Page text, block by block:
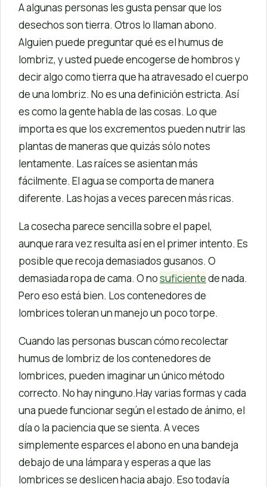
A algunas personas les gusta pensar que los
desechos son tierra. Otros lo llaman abono.
Alguien puede preguntar qué es el humus de
lombriz, y usted puede encogerse de hombros y
decir algo como tierra que ha atravesado el cuerpo
de una lombriz. No es una definición estricta. Así
es como la gente habla de las cosas. Lo que
importa es que los excrementos pueden nutrir las
plantas de maneras que quizás sólo notes
lentamente. Las raíces se asientan más
fácilmente. El agua se comporta de manera
diferente. Las hojas a veces parecen más ricas.
La cosecha parece sencilla sobre el papel,
aunque rara vez resulta así en el primer intento. Es
posible que recoja demasiados gusanos. O
demasiada ropa de cama. O nosuficientede nada.
Pero eso está bien. Los contenedores de
lombrices toleran un manejo un poco torpe.
Cuando las personas buscan cómo recolectar
humus de lombriz de los contenedores de
lombrices, pueden imaginar un único método
correcto. No hay ninguno.Hay varias formas y cada
una puede funcionar según el estado de ánimo, el
día o la paciencia que se sienta. A veces
simplemente esparces el abono en una bandeja
debajo de una lámpara y esperas a que las
lombrices se deslicen hacia abajo. Eso todavía